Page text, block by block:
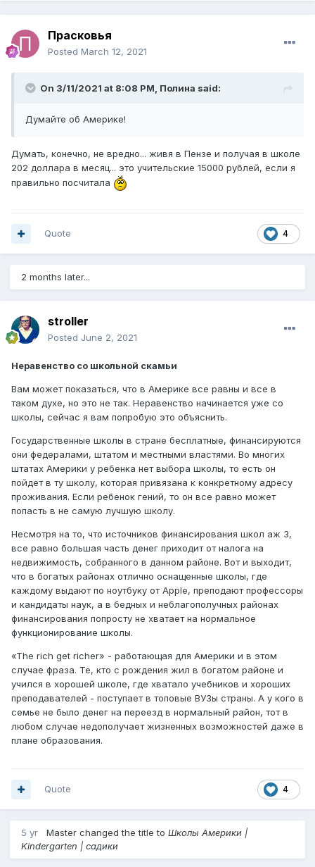
Прасковья
Posted March 12, 2021
On 3/11/2021 at 8:08 PM, Полина said:
Думайте об Америке!
Думать, конечно, не вредно... живя в Пензе и получая в школе
202 доллара в месяц... это учительские 15000 рублей, если я
правильно посчитала
4
Quote
2 months later...
stroller
Posted June 2, 2021
Неравенство со школьной скамьи
Вам может показаться, что в Америке все равны и все в
таком духе, но это не так. Неравенство начинается уже со
школы, сейчас я вам попробую это объяснить.
Государственные школы в стране бесплатные, финансируются
они федералами, штатом и местными властями. Во многих
штатах Америки у ребенка нет выбора школы, то есть он
пойдет в ту школу, которая привязана к конкретному адресу
проживания. Если ребенок гений, то он все равно может
попасть в не самую лучшую школу.
Несмотря на то, что источников финансирования школ аж 3,
все равно большая часть денег приходит от налога на
недвижимость, собранного в данном районе. Вот и выходит,
что в богатых районах отлично оснащенные школы, где
каждому выдают по ноутбуку от Apple, преподают профессоры
и кандидаты наук, а в бедных и неблагополучных районах
финансирования попросту не хватает на нормальное
функционирование школы.
«The rich get richer» - работающая для Америки и в этом
случае фраза. Те, кто с рождения жил в богатом районе и
учился в хорошей школе, где хватало учебников и хороших
преподавателей - поступает в топовые ВУЗы страны. А у кого в
семье не было денег на переезд в нормальный район, тот в
любом случае недополучает жизненных возможностей даже в
плане образования.
4
Quote
5 yr Master changed the title to Школы Америки |
Kindergarten | садики